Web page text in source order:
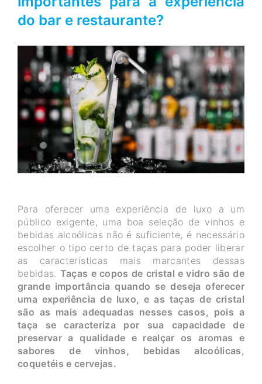
do bar e restaurante?
Para oferecer uma experiência de luxo a um
público exigente, uma boa seleção de vinhos e
bebidas alcoólicas não é suficiente, é necessário
escolher o tipo certo de taças para poder liberar
as características mais marcantes dessas
bebidas. Taças e copos de cristal e vidro são de
grande importância quando se deseja oferecer
uma experiência de luxo, e as taças de cristal
são as mais adequadas nesses casos, pois a
taça se caracteriza por sua capacidade de
preservar a qualidade e realçar os aromas e
sabores de vinhos, bebidas alcoólicas,
coquetéis e cervejas.